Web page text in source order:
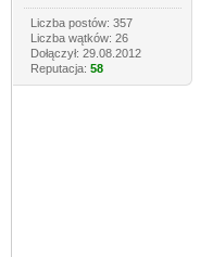
Liczba postów: 357
Liczba wątków: 26
Dołączył: 29.08.2012
Reputacja: 58